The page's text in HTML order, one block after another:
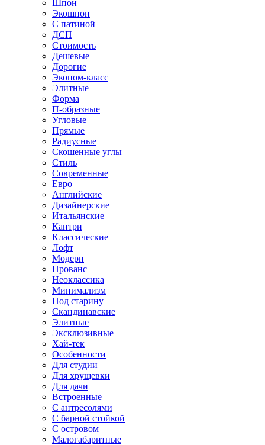
Шпон
Экошпон
С патиной
ДСП
Стоимость
Дешевые
Дорогие
Эконом-класс
Элитные
Форма
П-образные
Угловые
Прямые
Радиусные
Скошенные углы
Стиль
Современные
Евро
Английские
Дизайнерские
Итальянские
Кантри
Классические
Лофт
Модерн
Прованс
Неоклассика
Минимализм
Под старину
Скандинавские
Элитные
Эксклюзивные
Хай-тек
Особенности
Для студии
Для хрущевки
Для дачи
Встроенные
С антресолями
С барной стойкой
С островом
Малогабаритные